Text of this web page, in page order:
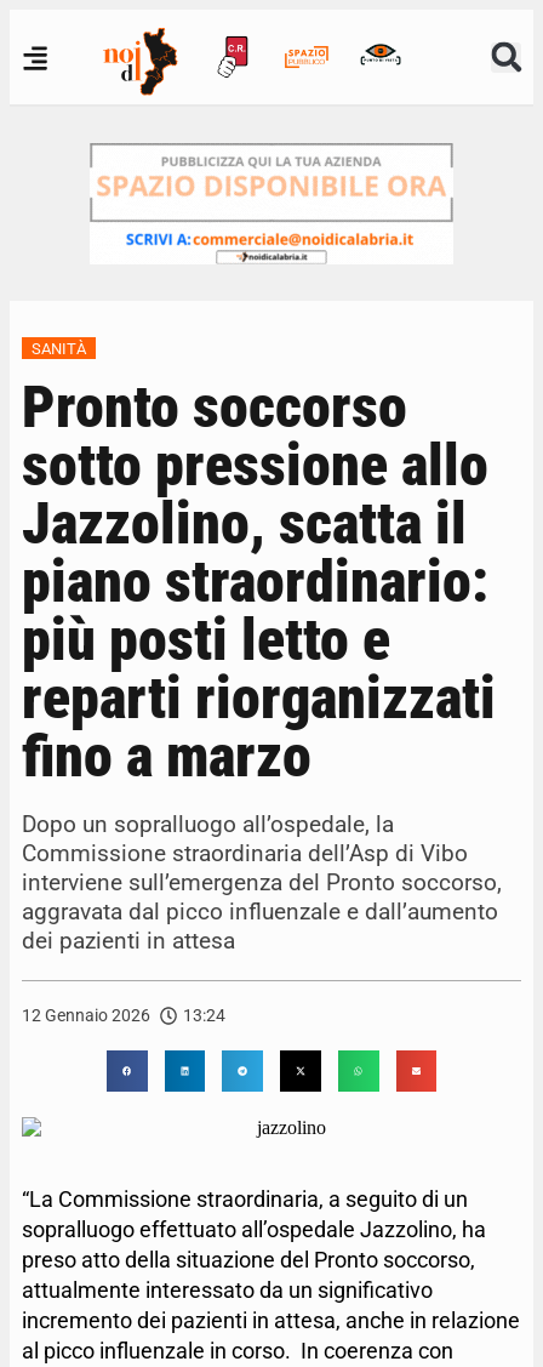
SANITÀ
Pronto soccorso
sotto pressione allo
Jazzolino, scatta il
piano straordinario:
più posti letto e
reparti riorganizzati
fino a marzo
Dopo un sopralluogo all’ospedale, la
Commissione straordinaria dell’Asp di Vibo
interviene sull’emergenza del Pronto soccorso,
aggravata dal picco influenzale e dall’aumento
dei pazienti in attesa
12 Gennaio 2026 13:24
“La Commissione straordinaria, a seguito di un
sopralluogo effettuato all’ospedale Jazzolino, ha
preso atto della situazione del Pronto soccorso,
attualmente interessato da un significativo
incremento dei pazienti in attesa, anche in relazione
al picco influenzale in corso. In coerenza con